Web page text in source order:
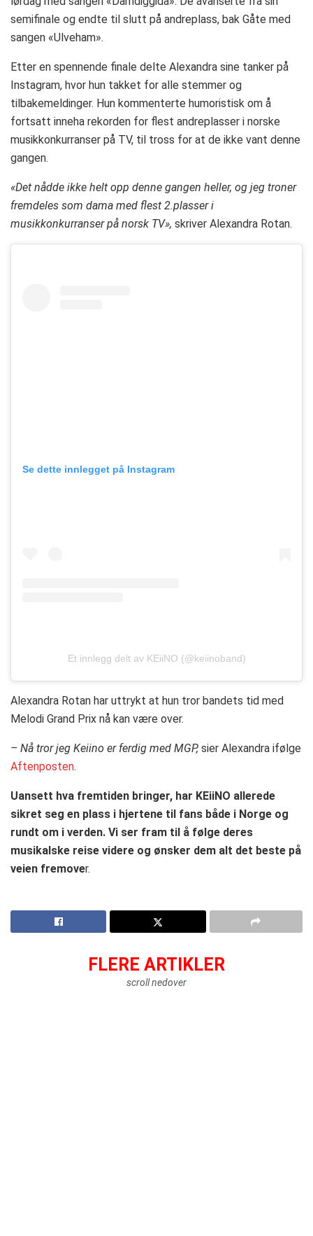
semifinale og endte til slutt på andreplass, bak Gåte med
sangen «Ulveham».
Etter en spennende finale delte Alexandra sine tanker på
Instagram, hvor hun takket for alle stemmer og
tilbakemeldinger. Hun kommenterte humoristisk om å
fortsatt inneha rekorden for flest andreplasser i norske
musikkonkurranser på TV, til tross for at de ikke vant denne
gangen.
«Det nådde ikke helt opp denne gangen heller, og jeg troner
fremdeles som dama med flest 2.plasser i
musikkonkurranser på norsk TV», skriver Alexandra Rotan.
Se dette innlegget på Instagram
Et innlegg delt av KEiiNO (@keiinoband)
Alexandra Rotan har uttrykt at hun tror bandets tid med
Melodi Grand Prix nå kan være over.
– Nå tror jeg Keiino er ferdig med MGP, sier Alexandra ifølge
Aftenposten.
Uansett hva fremtiden bringer, har KEiiNO allerede
sikret seg en plass i hjertene til fans både i Norge og
rundt om i verden. Vi ser fram til å følge deres
musikalske reise videre og ønsker dem alt det beste på
veien fremover.
FLERE ARTIKLER
scroll nedover